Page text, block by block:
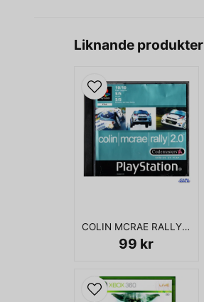
Liknande produkter
COLIN MCRAE RALLY 2.0 PS1
99 kr